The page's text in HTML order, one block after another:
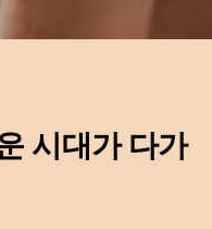
시대가 다가